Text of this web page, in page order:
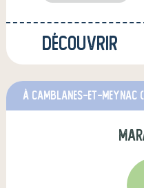
Découvrir
à Camblanes-et-Meynac